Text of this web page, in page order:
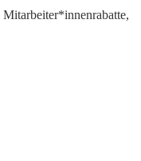
Mitarbeiter*innenrabatte,